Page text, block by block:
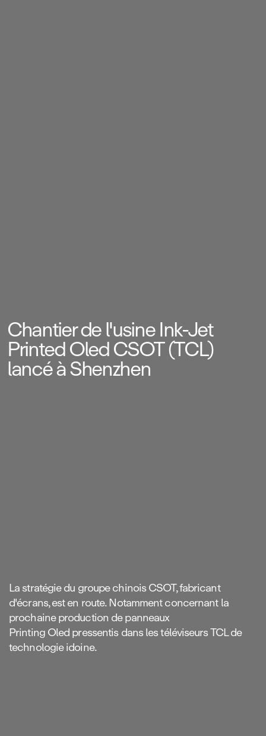
Chantier de l'usine Ink‑Jet
Printed Oled CSOT (TCL)
lancé à Shenzhen
La stratégie du groupe chinois CSOT, fabricant
d'écrans, est en route. Notamment concernant la
prochaine production de panneaux
Printing Oled pressentis dans les téléviseurs TCL de
technologie idoine.